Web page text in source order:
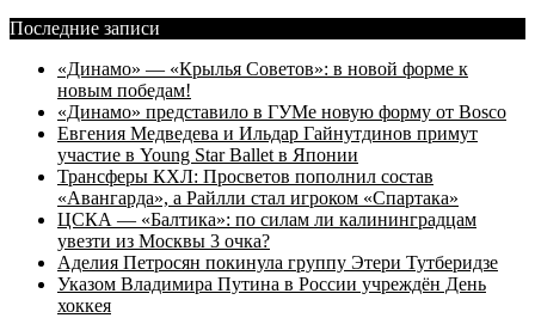
Последние записи
«Динамо» — «Крылья Советов»: в новой форме к
новым победам!
«Динамо» представило в ГУМе новую форму от Bosco
Евгения Медведева и Ильдар Гайнутдинов примут
участие в Young Star Ballet в Японии
Трансферы КХЛ: Просветов пополнил состав
«Авангарда», а Райлли стал игроком «Спартака»
ЦСКА — «Балтика»: по силам ли калининградцам
увезти из Москвы 3 очка?
Аделия Петросян покинула группу Этери Тутберидзе
Указом Владимира Путина в России учреждён День
хоккея